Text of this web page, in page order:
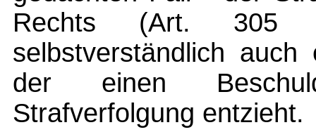
Rechts (Art. 305
selbstverständlich
der einen
Strafverfolgung entzieht.